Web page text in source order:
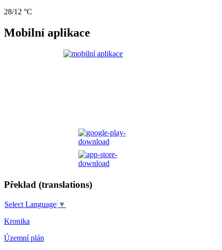
28/12 °C
Mobilní aplikace
Překlad (translations)
Select Language ▼
Kronika
Územní plán